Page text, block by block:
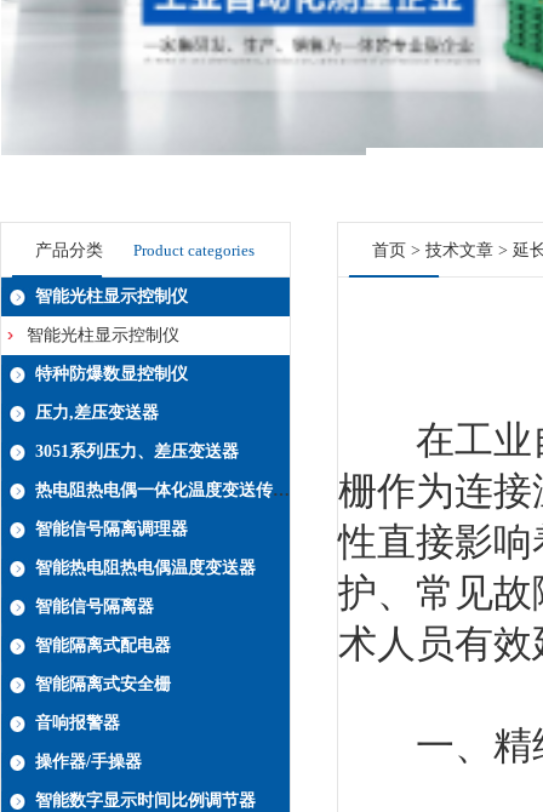
产品分类 Product categories
智能光柱显示控制仪
智能光柱显示控制仪
特种防爆数显控制仪
压力,差压变送器
3051系列压力、差压变送器
热电阻热电偶一体化温度变送传感器系列
智能信号隔离调理器
智能热电阻热电偶温度变送器
智能信号隔离器
智能隔离式配电器
智能隔离式安全栅
音响报警器
操作器/手操器
智能数字显示时间比例调节器
首页 > 技术文章 > 延
在工业自
栅作为连
性直接影
护、常见
术人员有
一、精